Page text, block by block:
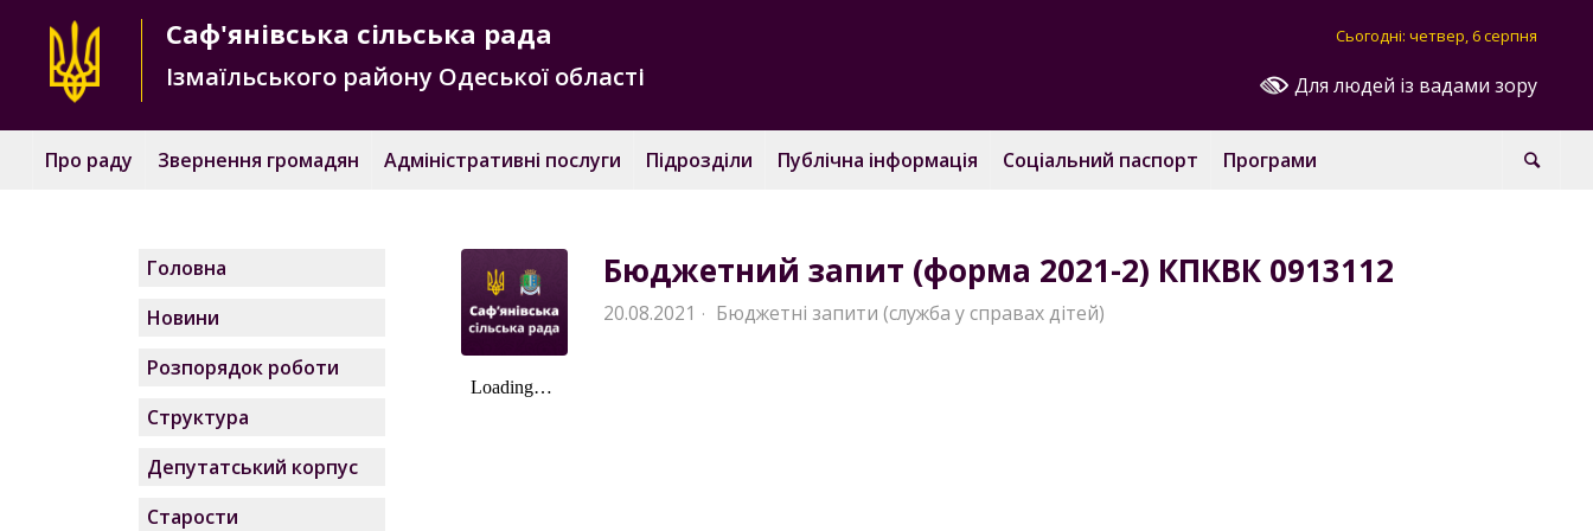
Для людей із вадами зору
Сьогодні: четвер, 6 серпня
Саф'янівська сільська рада
Ізмаїльського району Одеської області
Про раду Звернення громадян Адміністративні послуги Підрозділи Публічна інформація Соціальний паспорт Програми
Бюджетний запит (форма 2021-2) КПКВК 0913112
20.08.2021 · Бюджетні запити (служба у справах дітей)
Головна
Новини
Розпорядок роботи
Структура
Депутатський корпус
Старости